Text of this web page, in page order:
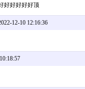
好好好好好顶
12-10 12:16:36